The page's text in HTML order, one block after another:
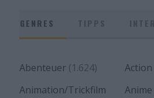
GENRES
Abenteuer (1.624) Action
Animation/Trickfilm
Anime